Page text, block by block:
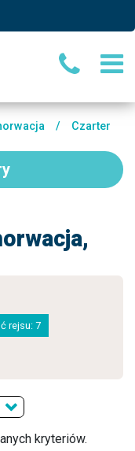
/
Czarter
rejsu: 7
kryteriów.